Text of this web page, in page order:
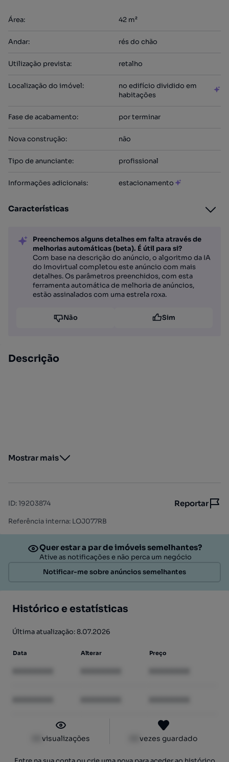
Área: 42 m²
Andar: rés do chão
Utilização prevista: retalho
Localização do imóvel:
no edifício dividido em
habitações
Fase de acabamento: por terminar
Nova construção: não
Tipo de anunciante: profissional
Informações adicionais: estacionamento
Características
Preenchemos alguns detalhes em falta através de
melhorias automáticas (beta). É útil para si?
Com base na descrição do anúncio, o algoritmo da IA
do Imovirtual completou este anúncio com mais
detalhes. Os parâmetros preenchidos, com esta
ferramenta automática de melhoria de anúncios,
estão assinalados com uma estrela roxa.
Não Sim
Descrição
Mostrar mais
ID:19203874 Reportar
Referência interna: LOJ077RB
Quer estar a par de imóveis semelhantes?
Ative as notificações e não perca um negócio
Notificar-me sobre anúncios semelhantes
Histórico e estatísticas
Última atualização: 8.07.2026
Data Alterar Preço
visualizações vezes guardado